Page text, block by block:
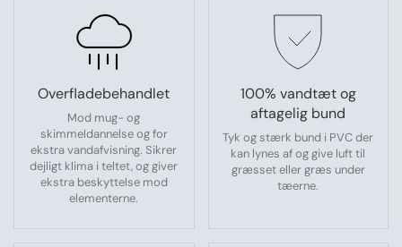
Overfladebehandlet
Mod mug- og
skimmeldannelse og for
ekstra vandafvisning. Sikrer
dejligt klima i teltet, og giver
ekstra beskyttelse mod
elementerne.
100% vandtæt og
aftagelig bund
Tyk og stærk bund i PVC der
kan lynes af og give luft til
græsset eller græs under
tæerne.